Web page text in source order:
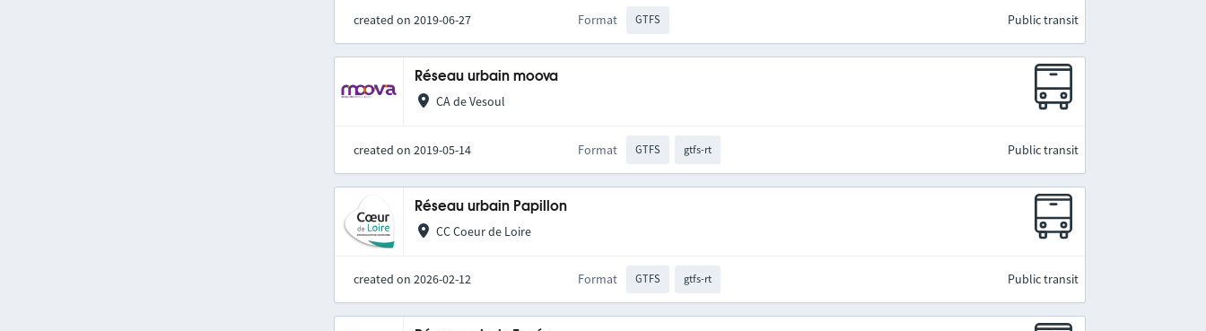
created on 2019-06-27 Format GTFS Public transit
Réseau urbain moova
CA de Vesoul
created on 2019-05-14 Format GTFS gtfs-rt Public transit
Réseau urbain Papillon
CC Coeur de Loire
created on 2026-02-12 Format GTFS gtfs-rt Public transit